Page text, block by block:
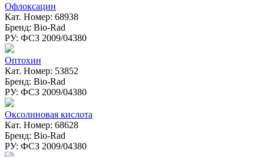
Офлоксацин
Кат. Номер: 68938
Бренд: Bio-Rad
РУ: ФСЗ 2009/04380
Оптохин
Кат. Номер: 53852
Бренд: Bio-Rad
РУ: ФСЗ 2009/04380
Оксолиновая кислота
Кат. Номер: 68628
Бренд: Bio-Rad
РУ: ФСЗ 2009/04380